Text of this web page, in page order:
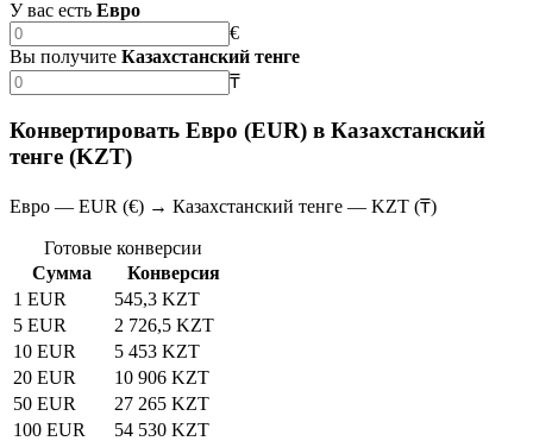
У вас есть Евро
€
Вы получите Казахстанский тенге
₸
Конвертировать Евро (EUR) в Казахстанский
тенге (KZT)
Евро — EUR (€) → Казахстанский тенге — KZT (₸)
Готовые конверсии
Сумма
Конверсия
1 EUR
545,3 KZT
5 EUR
2 726,5 KZT
10 EUR
5 453 KZT
20 EUR
10 906 KZT
50 EUR
27 265 KZT
100 EUR
54 530 KZT